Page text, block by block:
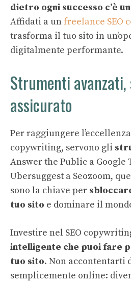
dietro ogni successo c’è
Affidati a unfreelance SEO
trasforma il tuo sito in
digitalmente performante.
Strumenti avanzati,
assicurato
Per raggiungere l’eccellenza
copywriting, servono gli
Answer the Public a Google
Ubersuggest a Seozoom,
sono la chiave per
tuo sito e dominare il
Investire nel SEO
intelligente che puoi fare
tuo sito. Non accontentarti
semplicemente online: